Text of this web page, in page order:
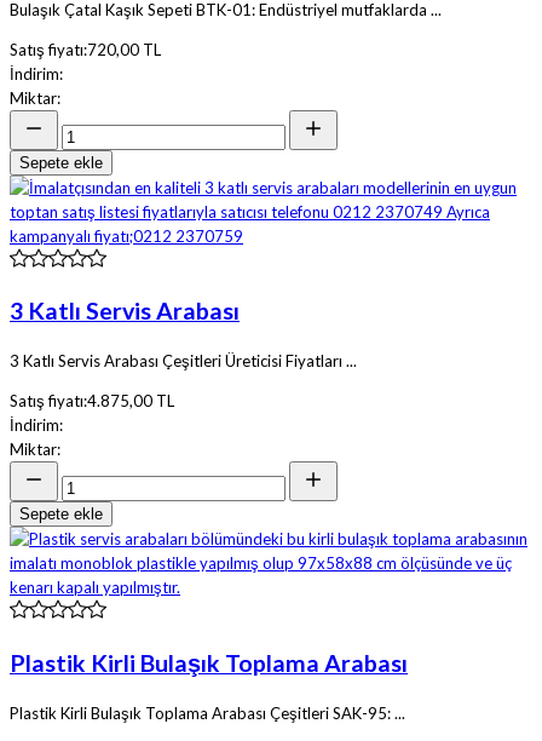
Bulaşık Çatal Kaşık Sepeti BTK-01: Endüstriyel mutfaklarda ...
Satış fiyatı:720,00 TL
İndirim:
Miktar:
Sepete ekle
3 Katlı Servis Arabası
3 Katlı Servis Arabası Çeşitleri Üreticisi Fiyatları ...
Satış fiyatı:4.875,00 TL
İndirim:
Miktar:
Sepete ekle
Plastik Kirli Bulaşık Toplama Arabası
Plastik Kirli Bulaşık Toplama Arabası Çeşitleri SAK-95: ...